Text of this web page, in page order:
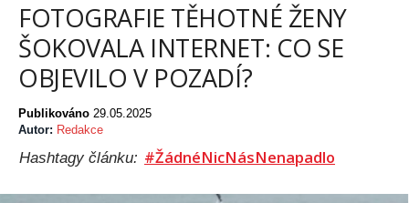
FOTOGRAFIE TĚHOTNÉ ŽENY
ŠOKOVALA INTERNET: CO SE
OBJEVILO V POZADÍ?
Publikováno 29.05.2025
Autor: Redakce
Hashtagy článku: #ŽádnéNicNásNenapadlo